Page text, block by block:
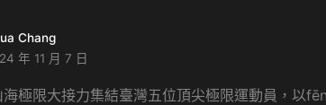
Chang
年 11 月 7 日
極限大接力集結臺灣五位頂尖極限運動員，以